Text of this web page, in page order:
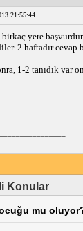
21:55:44
yere
2 haftadır cevap
1-2 tanıdık var
Konular
mu